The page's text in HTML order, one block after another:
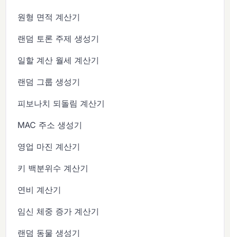
원형 면적 계산기
랜덤 토론 주제 생성기
일할 계산 월세 계산기
랜덤 그룹 생성기
피보나치 되돌림 계산기
MAC 주소 생성기
영업 마진 계산기
키 백분위수 계산기
연비 계산기
임신 체중 증가 계산기
랜덤 동물 생성기